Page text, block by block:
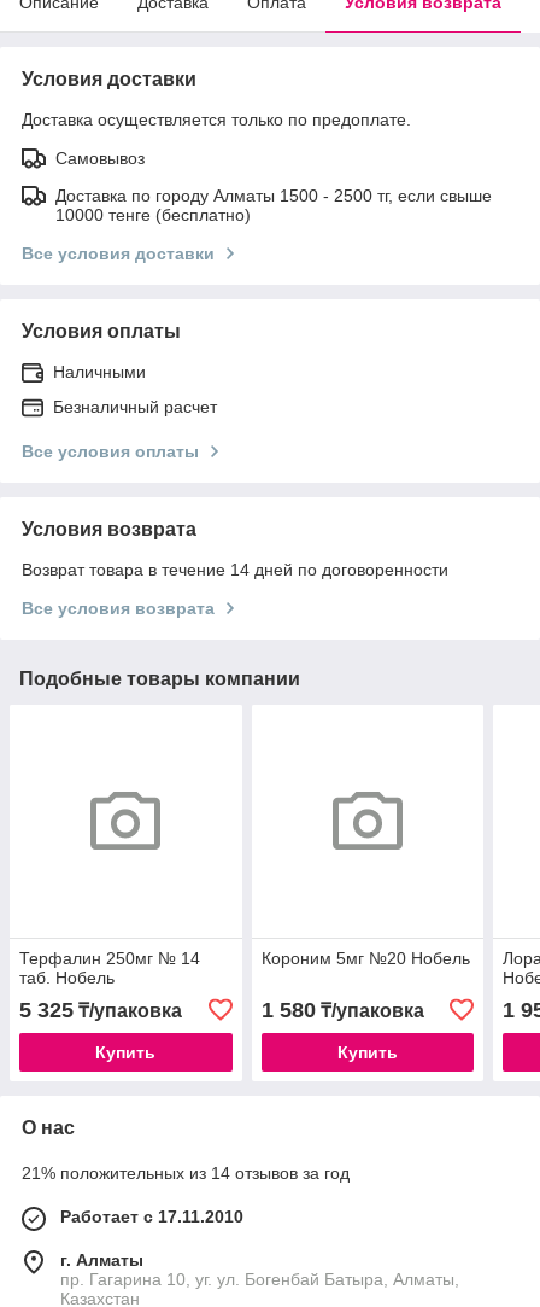
Условия доставки
Доставка осуществляется только по предоплате.
Самовывоз
Доставка по городу Алматы 1500 - 2500 тг, если свыше
10000 тенге (бесплатно)
Все условия доставки
Условия оплаты
Наличными
Безналичный расчет
Все условия оплаты
Условия возврата
Возврат товара в течение 14 дней по договоренности
Все условия возврата
Подобные товары компании
Терфалин 250мг № 14
таб. Нобель
5 325 ₸/упаковка
Купить
Короним 5мг №20 Нобель
1 580₸/упаковка
Купить
1
О нас
21% положительных из 14 отзывов за год
Работает с 17.11.2010
г. Алматы
пр. Гагарина 10, уг. ул. Богенбай Батыра, Алматы,
Казахстан